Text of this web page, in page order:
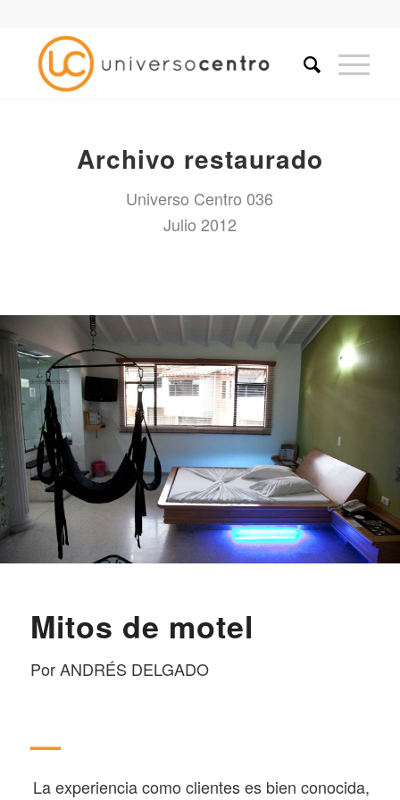
Archivo restaurado
Universo Centro 036
Julio 2012
Mitos de motel
Por ANDRÉS DELGADO
—
La experiencia como clientes es bien conocida,